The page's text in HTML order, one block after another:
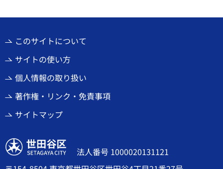
このサイトについて
サイトの使い方
個人情報の取り扱い
著作権・リンク・免責事項
サイトマップ
世田谷区
法人番号 1000020131121